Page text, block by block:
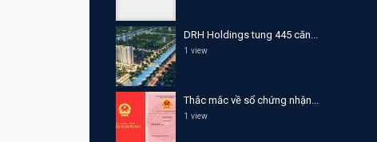
DRH Holdings tung 445 căn...
1 view
Thắc mắc về sổ chứng nhận...
1 view